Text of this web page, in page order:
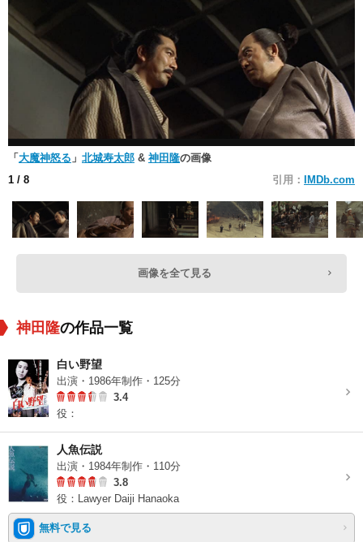
「 大魔神怒る 」 北城寿太郎 & 神田隆の画像
1 / 8 引用： IMDb.com
画像を全て見る
神田隆の作品一覧
白い野望
出演・1986年制作・125分
3.4
役：
人魚伝説
出演・1984年制作・110分
3.8
役：Lawyer Daiji Hanaoka
無料で見る